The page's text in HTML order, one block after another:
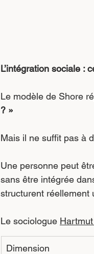
L’intégration sociale :
Le modèle de Shore
? »
Mais il ne suffit pas à
Une personne peut
sans être intégrée
structurent réellement
Le sociologue
Dimension